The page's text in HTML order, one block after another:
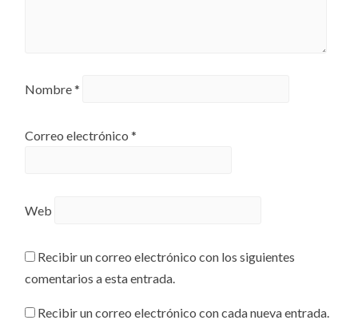
Nombre*
Correo electrónico*
Web
Recibir un correo electrónico con los siguientes
comentarios a esta entrada.
Recibir un correo electrónico con cada nueva entrada.